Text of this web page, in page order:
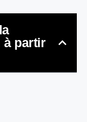
à partir